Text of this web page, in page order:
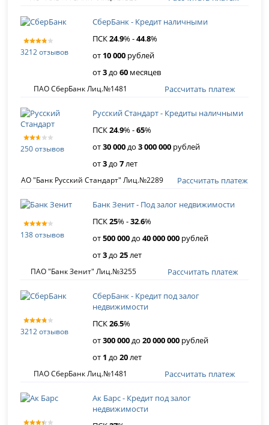
3212 отзывов
СберБанк - Кредит наличными
ПСК24.9% -44.8%
от 10 000 рублей
от3до60 месяцев
ПАО СберБанк Лиц.№1481 Рассчитать платеж
250 отзывов
Русский Стандарт - Кредиты наличными
ПСК24.9% -65%
от30 000до3 000 000 рублей
от3до7лет
АО "Банк Русский Стандарт" Лиц.№2289 Рассчитать платеж
138 отзывов
Банк Зенит - Под залог недвижимости
ПСК25% -32.6%
от500 000до40 000 000 рублей
от3до25лет
ПАО "Банк Зенит" Лиц.№3255 Рассчитать платеж
3212 отзывов
СберБанк - Кредит под залог
недвижимости
ПСК26.5%
от300 000до20 000 000 рублей
от 1 до20лет
ПАО СберБанк Лиц.№1481 Рассчитать платеж
Ак Барс - Кредит под залог
недвижимости